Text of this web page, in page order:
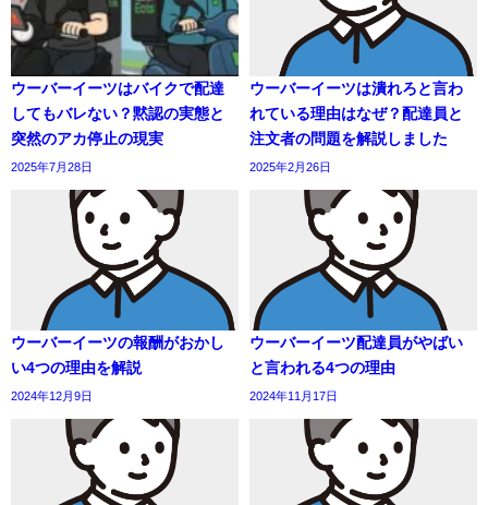
ウーバーイーツはバイクで配達
してもバレない？黙認の実態と
突然のアカ停止の現実
2025年7月28日
ウーバーイーツは潰れろと言わ
れている理由はなぜ？配達員と
注文者の問題を解説しました
2025年2月26日
ウーバーイーツの報酬がおかし
い4つの理由を解説
2024年12月9日
ウーバーイーツ配達員がやばい
と言われる4つの理由
2024年11月17日